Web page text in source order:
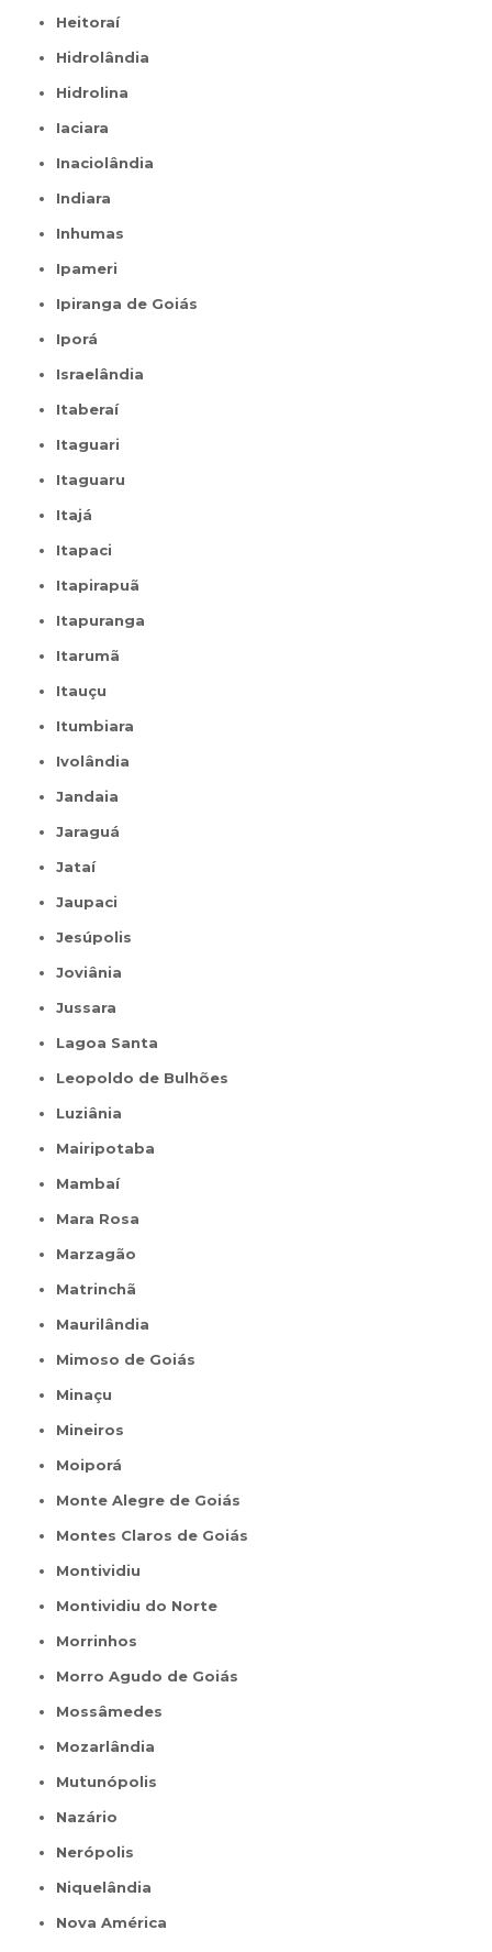
Heitoraí
Hidrolândia
Hidrolina
Iaciara
Inaciolândia
Indiara
Inhumas
Ipameri
Ipiranga de Goiás
Iporá
Israelândia
Itaberaí
Itaguari
Itaguaru
Itajá
Itapaci
Itapirapuã
Itapuranga
Itarumã
Itauçu
Itumbiara
Ivolândia
Jandaia
Jaraguá
Jataí
Jaupaci
Jesúpolis
Joviânia
Jussara
Lagoa Santa
Leopoldo de Bulhões
Luziânia
Mairipotaba
Mambaí
Mara Rosa
Marzagão
Matrinchã
Maurilândia
Mimoso de Goiás
Minaçu
Mineiros
Moiporá
Monte Alegre de Goiás
Montes Claros de Goiás
Montividiu
Montividiu do Norte
Morrinhos
Morro Agudo de Goiás
Mossâmedes
Mozarlândia
Mutunópolis
Nazário
Nerópolis
Niquelândia
Nova América